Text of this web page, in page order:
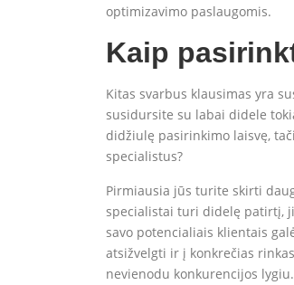
optimizavimo paslaugomis.
Kaip
Kitas svarbus klausimas yra
susidursite su labai didele
didžiulę pasirinkimo laisvę,
specialistus?
Pirmiausia jūs turite skirti
specialistai turi didelę patirtį,
savo potencialiais klientais
atsižvelgti ir į konkrečias
nevienodu konkurencijos